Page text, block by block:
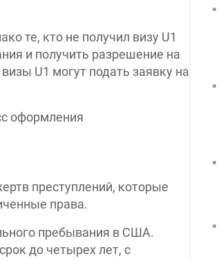
те, кто не получил визу U1
и получить разрешение на
U1 могут подать заявку на
преступлений, которые
права.
пребывания в США.
до четырех лет, с